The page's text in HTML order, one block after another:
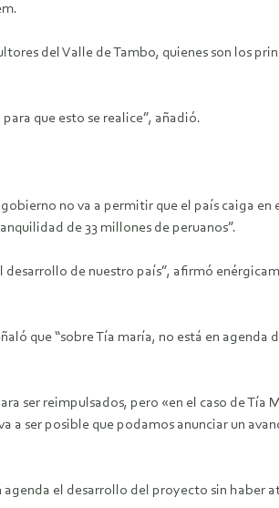
del Valle de Tambo, quienes son los
que esto se realice”, añadió.
no va a permitir que el país caiga en
de 33 millones de peruanos”.
de nuestro país”, afirmó
que “sobre Tía maría, no está en
ser reimpulsados, pero «en el caso de Tía
a ser posible que podamos anunciar un
el desarrollo del proyecto sin haber